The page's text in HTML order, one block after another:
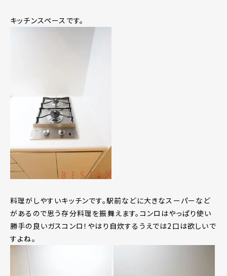
キッチンスペースです。
料理がしやすいキッチンです。駅前などに大きなスーパーなど
があるので思う存分料理を振舞えます。コンロはやっぱり使い
勝手の良いガスコンロ！やはり自炊するうえでは2口は欲しいで
すよね。